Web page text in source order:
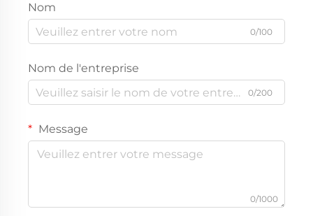
Nom
0/100
Nom de l'entreprise
0/200
Message
0/1000